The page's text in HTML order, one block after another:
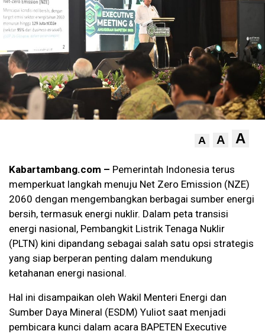
A A A
Kabartambang.com – Pemerintah Indonesia terus
memperkuat langkah menuju Net Zero Emission (NZE)
2060 dengan mengembangkan berbagai sumber energi
bersih, termasuk energi nuklir. Dalam peta transisi
energi nasional, Pembangkit Listrik Tenaga Nuklir
(PLTN) kini dipandang sebagai salah satu opsi strategis
yang siap berperan penting dalam mendukung
ketahanan energi nasional.
Hal ini disampaikan oleh Wakil Menteri Energi dan
Sumber Daya Mineral (ESDM) Yuliot saat menjadi
pembicara kunci dalam acara BAPETEN Executive